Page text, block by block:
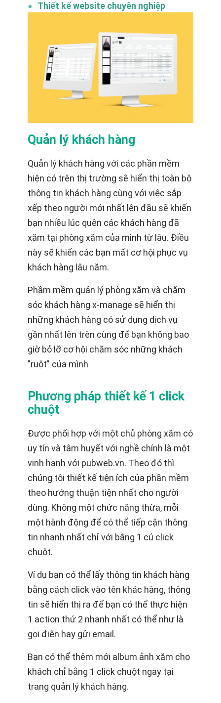
Thiết kế website chuyên nghiệp
Quản lý khách hàng
Quản lý khách hàng với các phần mềm
hiện có trên thị trường sẽ hiển thị toàn bộ
thông tin khách hàng cùng với việc sắp
xếp theo người mới nhất lên đầu sẽ khiến
bạn nhiều lúc quên các khách hàng đã
xăm tại phòng xăm của mình từ lâu. Điều
này sẽ khiến các bạn mất cơ hội phục vụ
khách hàng lâu năm.
Phầm mềm quản lý phòng xăm và chăm
sóc khách hàng x-manage sẽ hiển thị
những khách hàng có sử dụng dịch vụ
gần nhất lên trên cùng để bạn không bao
giờ bỏ lỡ cơ hội chăm sóc những khách
"ruột" của mình
Phương pháp thiết kế 1 click
chuột
Được phối hợp với một chủ phòng xăm có
uy tín và tâm huyết với nghề chính là một
vinh hạnh với pubweb.vn. Theo đó thì
chúng tôi thiết kế tiện ích của phần mềm
theo hướng thuận tiện nhất cho người
dùng. Không một chức năng thừa, mỗi
một hành động để có thể tiếp cận thông
tin nhanh nhất chỉ với bằng 1 cú click
chuột.
Ví dụ bạn có thể lấy thông tin khách hàng
bằng cách click vào tên khác hàng, thông
tin sẽ hiển thị ra để bạn có thể thực hiện
1 action thứ 2 nhanh nhất có thể như là
gọi điện hay gửi email.
Bạn có thể thêm mới album ảnh xăm cho
khách chỉ bằng 1 click chuột ngay tại
trang quản lý khách hàng.